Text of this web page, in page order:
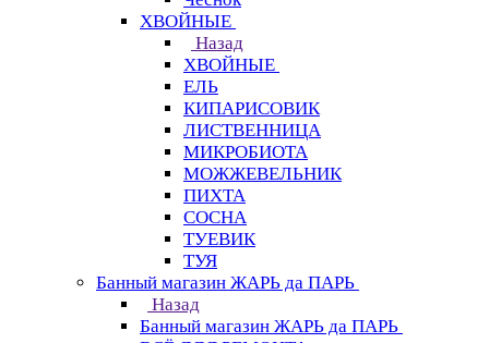
ХВОЙНЫЕ
Назад
ХВОЙНЫЕ
ЕЛЬ
КИПАРИСОВИК
ЛИСТВЕННИЦА
МИКРОБИОТА
МОЖЖЕВЕЛЬНИК
ПИХТА
СОСНА
ТУЕВИК
ТУЯ
Банный магазин ЖАРЬ да ПАРЬ
Назад
Банный магазин ЖАРЬ да ПАРЬ